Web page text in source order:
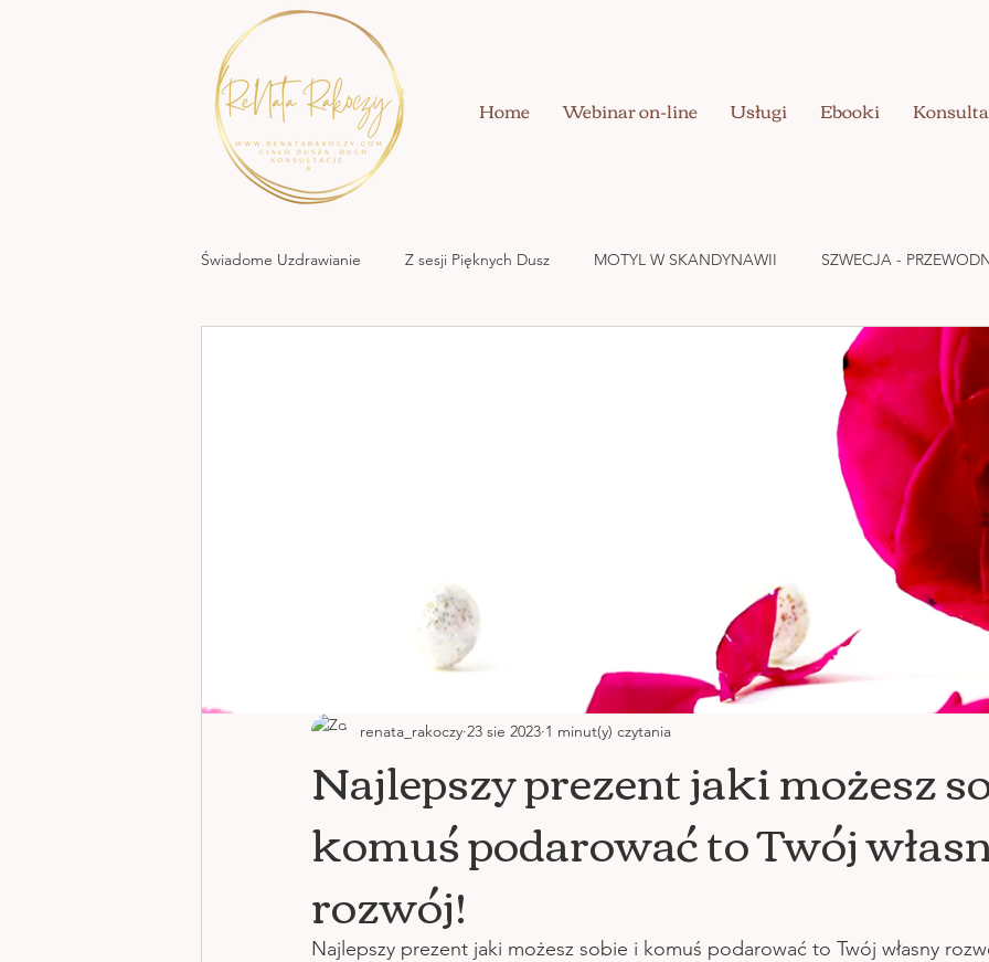
Home Webinar on-line Usługi Ebooki
Świadome Uzdrawianie Z sesji Pięknych Dusz MOTYL W SKANDYNAWII SZWECJA -
BIZNES W DOBREJ ENERGII
Najlepszy prezent jaki możesz
komuś podarować to Twój
rozwój!
renata_rakoczy 23 sie 2023 1 minut(y) czytania
Najlepszy prezent jaki możesz sobie i komuś podarować to Twój własny